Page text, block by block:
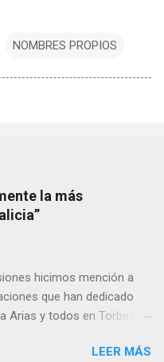
NOMBRES PROPIOS
la más
hicimos mención a
que han dedicado
Arias y todos en Torbeo
esta “curandeira” por sus
LEER MÁS